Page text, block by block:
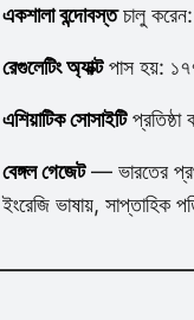
একশালা বন্দোবস্তচালু করেন:
রেগুলেটিং অ্যাক্টপাস হয়:
এশিয়াটিক সোসাইটিপ্রতিষ্ঠা
বেঙ্গল গেজেট— ভারতের
ইংরেজি ভাষায়, সাপ্তাহিক